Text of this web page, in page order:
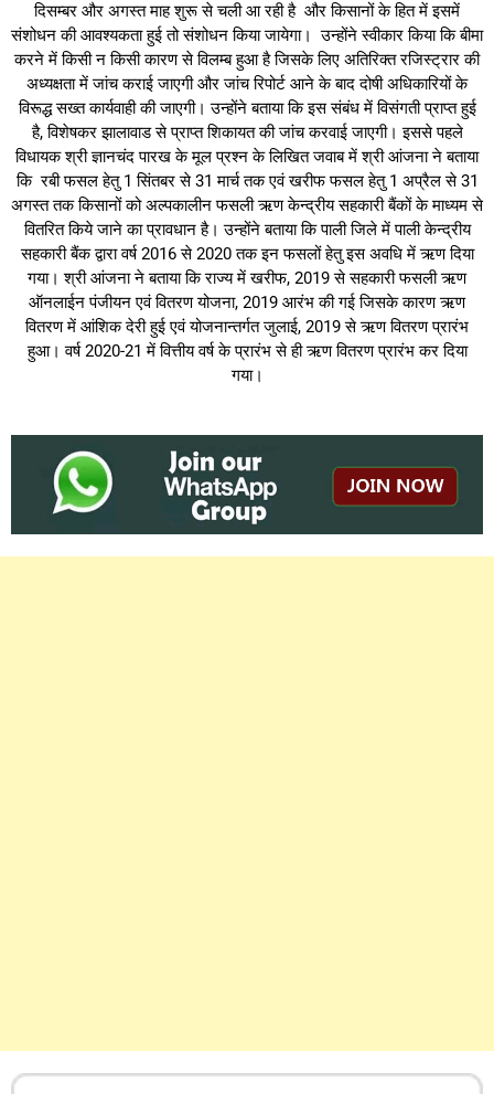
दिसम्बर और अगस्त माह शुरू से चली आ रही है और किसानों के हित में इसमें
संशोधन की आवश्यकता हुई तो संशोधन किया जायेगा। उन्होंने स्वीकार किया कि बीमा
करने में किसी न किसी कारण से विलम्ब हुआ है जिसके लिए अतिरिक्त रजिस्ट्रार की
अध्यक्षता में जांच कराई जाएगी और जांच रिपोर्ट आने के बाद दोषी अधिकारियों के
विरूद्ध सख्त कार्यवाही की जाएगी। उन्होंने बताया कि इस संबंध में विसंगती प्राप्त हुई
है, विशेषकर झालावाड से प्राप्त शिकायत की जांच करवाई जाएगी। इससे पहले
विधायक श्री ज्ञानचंद पारख के मूल प्रश्न के लिखित जवाब में श्री आंजना ने बताया
कि रबी फसल हेतु 1 सिंतबर से 31 मार्च तक एवं खरीफ फसल हेतु 1 अप्रैल से 31
अगस्त तक किसानों को अल्पकालीन फसली ऋण केन्द्रीय सहकारी बैंकों के माध्यम से
वितरित किये जाने का प्रावधान है। उन्होंने बताया कि पाली जिले में पाली केन्द्रीय
सहकारी बैंक द्वारा वर्ष 2016 से 2020 तक इन फसलों हेतु इस अवधि में ऋण दिया
गया। श्री आंजना ने बताया कि राज्य में खरीफ, 2019 से सहकारी फसली ऋण
ऑनलाईन पंजीयन एवं वितरण योजना, 2019 आरंभ की गई जिसके कारण ऋण
वितरण में आंशिक देरी हुई एवं योजनान्तर्गत जुलाई, 2019 से ऋण वितरण प्रारंभ
हुआ। वर्ष 2020-21 में वित्तीय वर्ष के प्रारंभ से ही ऋण वितरण प्रारंभ कर दिया
गया।